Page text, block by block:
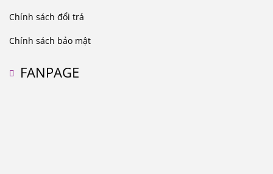
Chính sách đổi trả
Chính sách bảo mật
FANPAGE